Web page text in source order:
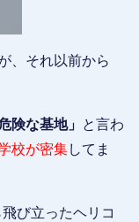
、それ以前から
険な基地」 と言わ
校が密集してま
び立ったヘリコ